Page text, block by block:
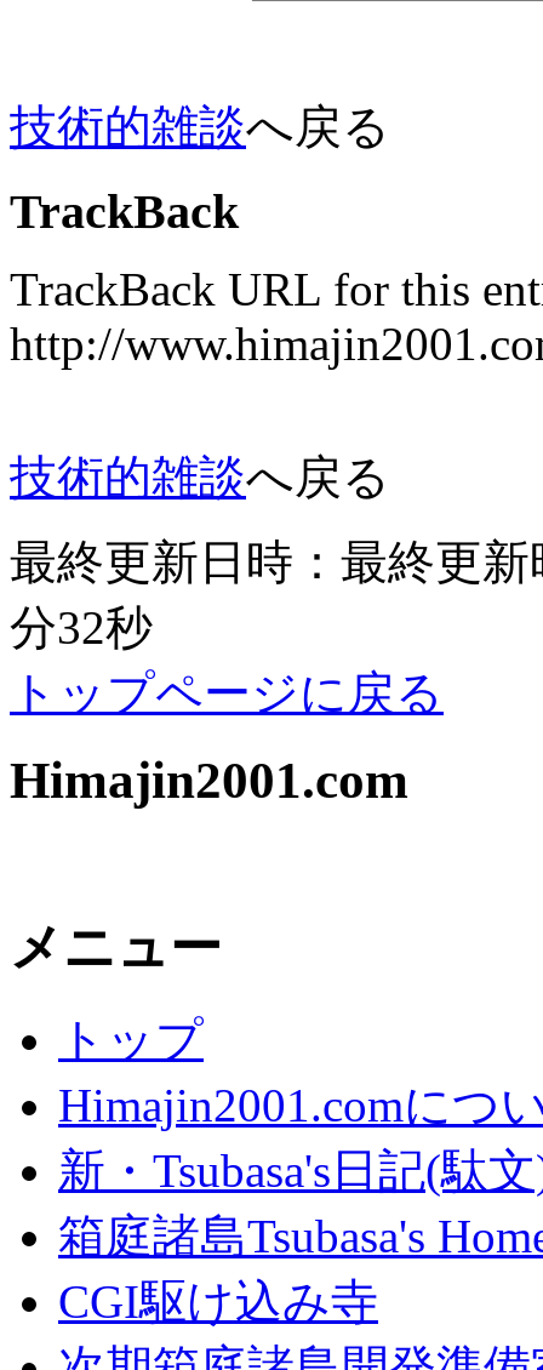
技術的雑談へ戻る
TrackBack
TrackBack URL for this
http://
技術的雑談へ戻る
最終更新日時：最終更新
分32秒
トップページに戻る
Himajin2001.com
メニュー
トップ
Himajin2001.comにつ
新・Tsubasa's日記(駄
箱庭諸島Tsubasa's
CGI駆け込み寺